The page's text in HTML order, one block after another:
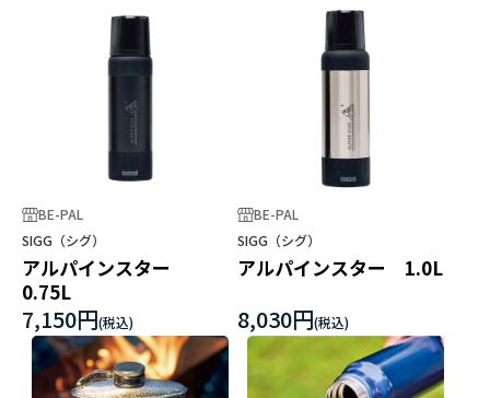
BE-PAL
SIGG（シグ）
アルパインスター
0.75L
7,150円
BE-PAL
SIGG（シグ）
アルパインスター 1.0L
8,030円